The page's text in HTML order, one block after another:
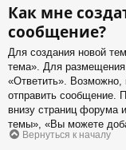
Как мне
сообщение?
Для создания новой
тема». Для
«Ответить». Возможно,
отправить сообщение.
внизу страниц форума
темы», «Вы можете
Вернуться к началу